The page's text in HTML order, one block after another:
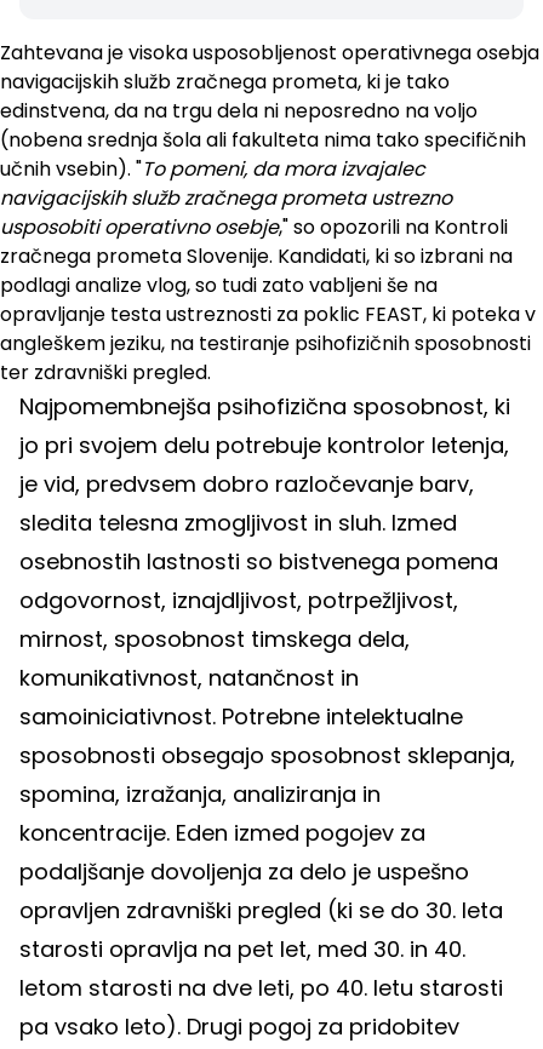
Zahtevana je visoka usposobljenost operativnega osebja
navigacijskih služb zračnega prometa, ki je tako
edinstvena, da na trgu dela ni neposredno na voljo
(nobena srednja šola ali fakulteta nima tako specifičnih
učnih vsebin). "To pomeni, da mora izvajalec
navigacijskih služb zračnega prometa ustrezno
usposobiti operativno osebje," so opozorili na Kontroli
zračnega prometa Slovenije. Kandidati, ki so izbrani na
podlagi analize vlog, so tudi zato vabljeni še na
opravljanje testa ustreznosti za poklic FEAST, ki poteka v
angleškem jeziku, na testiranje psihofizičnih sposobnosti
ter zdravniški pregled.
Najpomembnejša psihofizična sposobnost, ki
jo pri svojem delu potrebuje kontrolor letenja,
je vid, predvsem dobro razločevanje barv,
sledita telesna zmogljivost in sluh. Izmed
osebnostih lastnosti so bistvenega pomena
odgovornost, iznajdljivost, potrpežljivost,
mirnost, sposobnost timskega dela,
komunikativnost, natančnost in
samoiniciativnost. Potrebne intelektualne
sposobnosti obsegajo sposobnost sklepanja,
spomina, izražanja, analiziranja in
koncentracije. Eden izmed pogojev za
podaljšanje dovoljenja za delo je uspešno
opravljen zdravniški pregled (ki se do 30. leta
starosti opravlja na pet let, med 30. in 40.
letom starosti na dve leti, po 40. letu starosti
pa vsako leto). Drugi pogoj za pridobitev